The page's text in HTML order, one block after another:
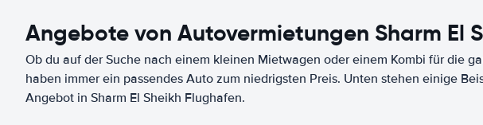
Angebote von Autovermietungen Sharm El
Ob du auf der Suche nach einem kleinen Mietwagen oder einem Kombi für die
haben immer ein passendes Auto zum niedrigsten Preis. Unten stehen einige
Angebot in Sharm El Sheikh Flughafen.